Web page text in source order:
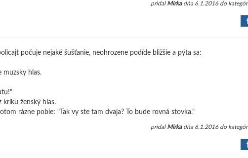
pridal Mirkadňa 6.1.2016 do
počuje nejaké šušťanie, neohrozene podíde bližšie a pýta sa:
muzsky hlas.
kríku ženský hlas.
rázne pobie: "Tak vy ste tam dvaja? To bude rovná stovka."
pridal Mirkadňa 6.1.2016 do